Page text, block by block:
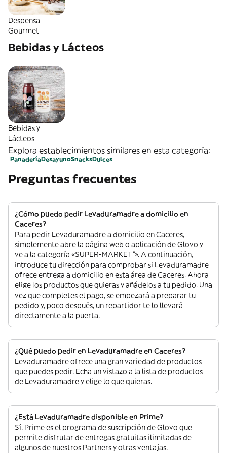
Despensa
Gourmet
Bebidas y Lácteos
Bebidas y
Lácteos
Explora establecimientos similares en esta categoría:
PanaderíaDesayunoSnacksDulces
Preguntas frecuentes
¿Cómo puedo pedir Levaduramadre a domicilio en
Caceres?
Para pedir Levaduramadre a domicilio en Caceres,
simplemente abre la página web o aplicación de Glovo y
ve a la categoría «SUPER-MARKET”». A continuación,
introduce tu dirección para comprobar si Levaduramadre
ofrece entrega a domicilio en esta área de Caceres. Ahora
elige los productos que quieras y añádelos a tu pedido. Una
vez que completes el pago, se empezará a preparar tu
pedido y, poco después, un repartidor te lo llevará
directamente a la puerta.
¿Qué puedo pedir en Levaduramadre en Caceres?
Levaduramadre ofrece una gran variedad de productos
que puedes pedir. Echa un vistazo a la lista de productos
de Levaduramadre y elige lo que quieras.
¿Está Levaduramadre disponible en Prime?
Sí. Prime es el programa de suscripción de Glovo que
permite disfrutar de entregas gratuitas ilimitadas de
algunos de nuestros Partners y otras ventajas.